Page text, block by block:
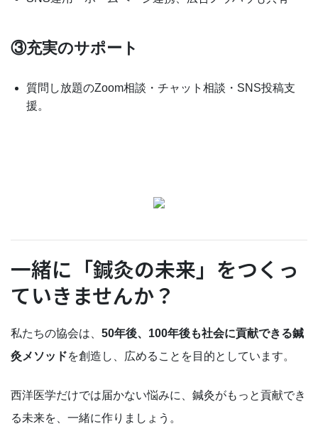
③充実のサポート
質問し放題のZoom相談・チャット相談・SNS投稿支
援。
一緒に「鍼灸の未来」をつくっ
ていきませんか？
私たちの協会は、 50年後、100年後も社会に貢献できる鍼
灸メソッドを創造し、広めることを目的としています。
西洋医学だけでは届かない悩みに、鍼灸がもっと貢献でき
る未来を、一緒に作りましょう。